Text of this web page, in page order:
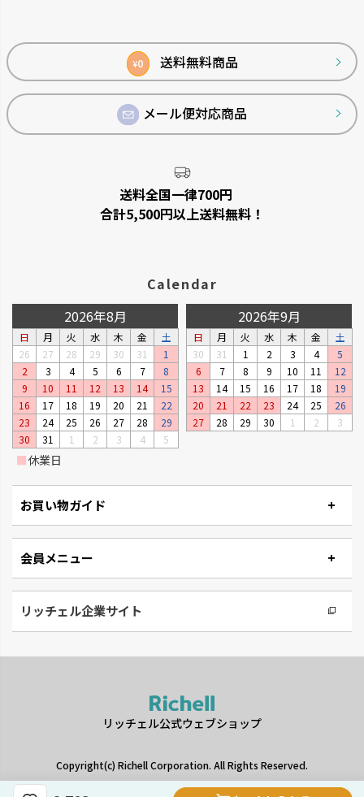
菜園上手 シャンファー
います。
ベビーリーフプランター
窓辺やキッチンで、手軽に菜園が
楽しめるプランターです。
ステッチ
やさしいたたずまいのプランタ
ーです。
タウンプランター ナチュリー
¥0 送料無料商品
メール便対応商品
送料全国一律700円
合計5,500円以上送料無料！
Calendar
2026年8月
日 月 火 水 木 金
土
26
27 28 29 30 31
1
2
3 4 5 6 7
8
9
10 11 12 13 14
15
16
17 18 19 20 21
22
23
24 25 26 27 28
29
30
31 1 2 3 4 5
2026年9月
日 月 火 水 木 金
土
30
31 1 2 3 4
5
6
7 8 9 10 11
12
13
14 15 16 17 18
19
20
21 22 23 24 25
26
27
28 29 30 1 2 3
■休業日
お買い物ガイド
会員メニュー
リッチェル企業サイト
リッチェル公式ウェブショップ
ップ
へ
Copyright(c) Richell Corporation. All Rights Reserved.